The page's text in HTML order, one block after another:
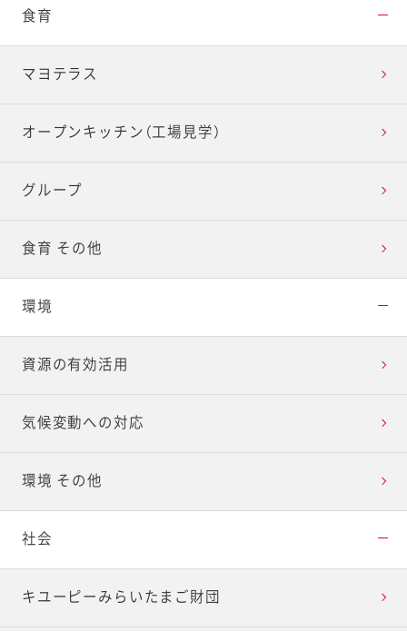
食育
マヨテラス
オープンキッチン（工場見学）
グループ
食育 その他
環境
資源の有効活用
気候変動への対応
環境 その他
社会
キユーピーみらいたまご財団